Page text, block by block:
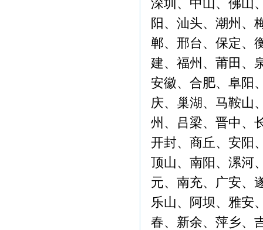
深圳、中山、佛山
阳、汕头、潮州、
郸、邢台、保定、
建、福州、莆田、
安徽、合肥、阜阳
庆、巢湖、马鞍山
州、吕梁、晋中、
开封、商丘、安阳
顶山、南阳、漯河
元、南充、广安、
乐山、阿坝、雅安
春、新余、萍乡、